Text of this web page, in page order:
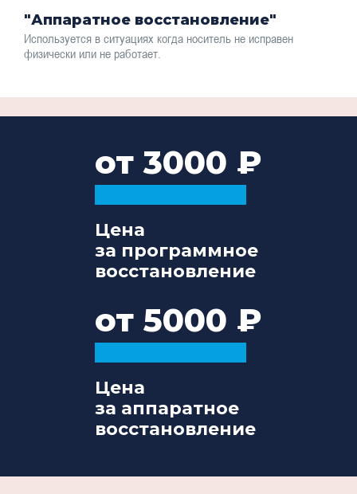
"Аппаратное восстановление"
Используется в ситуациях когда носитель не исправен
физически или не работает.
от 3000
Цена
за программное
восстановление
от 5000
Цена
за аппаратное
восстановление